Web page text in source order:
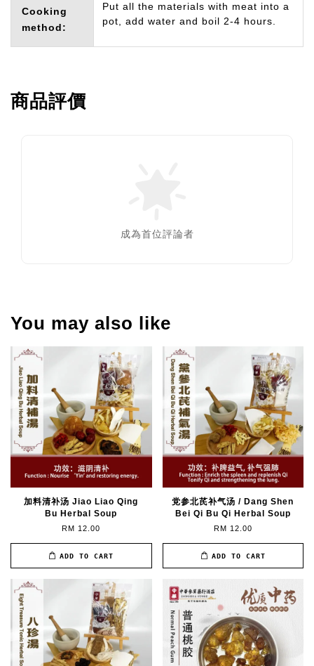
Cooking
method:
Put all the materials with meat into a
pot, add water and boil 2-4 hours.
商品評價
成為首位評論者
You may also like
加料清补汤 Jiao Liao Qing
Bu Herbal Soup
RM 12.00
ADD TO CART
党参北芪补气汤 / Dang Shen
Bei Qi Bu Qi Herbal Soup
RM 12.00
ADD TO CART